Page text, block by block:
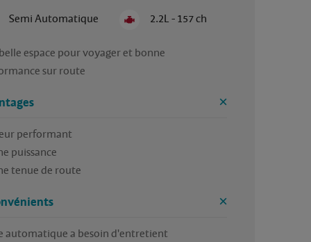
Semi Automatique 2.2L - 157 ch
espace pour voyager et bonne
sur route
performant
puissance
tenue de route
automatique a besoin d'entretient